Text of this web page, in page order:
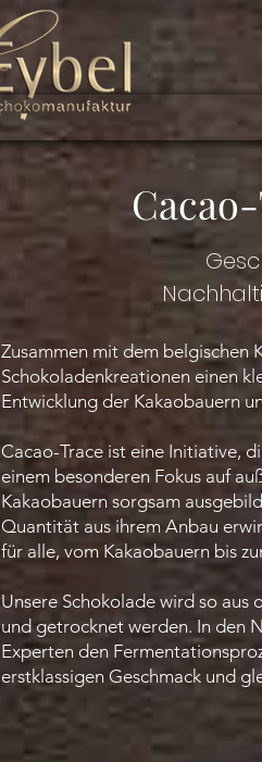
Zusammen mit dem belgischen
Schokoladenkreationen einen
Entwicklung der Kakaobauern
Cacao-Trace ist eine Initiative,
einem besonderen Fokus auf
Kakaobauern sorgsam
Quantität aus ihrem Anbau
für alle, vom Kakaobauern bis
Unsere Schokolade wird so
und getrocknet werden. In den
Experten den
erstklassigen Geschmack und